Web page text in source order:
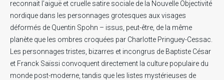
reconnait l’aiguë et cruelle satire sociale de la Nouvelle Objectivité
nordique dans les personnages grotesques aux visages
déformés de Quentin Spohn – issus, peut-être, de la même
planète que les ombres croquées par Charlotte Pringuey-Cessac.
Les personnages tristes, bizarres et incongrus de Baptiste César
et Franck Saïssi convoquent directement la culture populaire du
monde post-moderne, tandis que les listes mystérieuses de